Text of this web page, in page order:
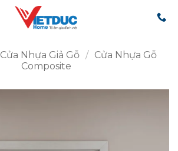
Cửa Nhựa Giả Gỗ / Cửa Nhựa Gỗ
Composite